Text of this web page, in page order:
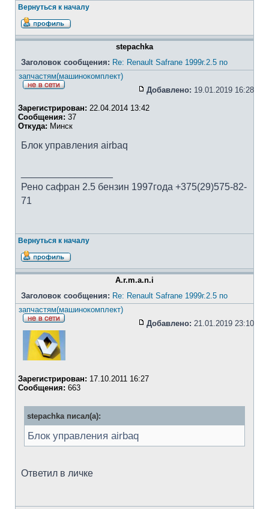
Вернуться к началу
stepachka
Заголовок сообщения: Re: Renault Safrane 1999г.2.5 по
запчастям(машинокомплект)
Добавлено: 19.01.2019 16:28
Зарегистрирован: 22.04.2014 13:42
Сообщения: 37
Откуда: Минск
Блок управления airbaq
Рено сафран 2.5 бензин 1997года +375(29)575-82-
71
Вернуться к началу
A.r.m.a.n.i
Заголовок сообщения: Re: Renault Safrane 1999г.2.5 по
запчастям(машинокомплект)
Добавлено: 21.01.2019 23:10
Зарегистрирован: 17.10.2011 16:27
Сообщения: 663
stepachka писал(а):
Блок управления airbaq
Ответил в личке